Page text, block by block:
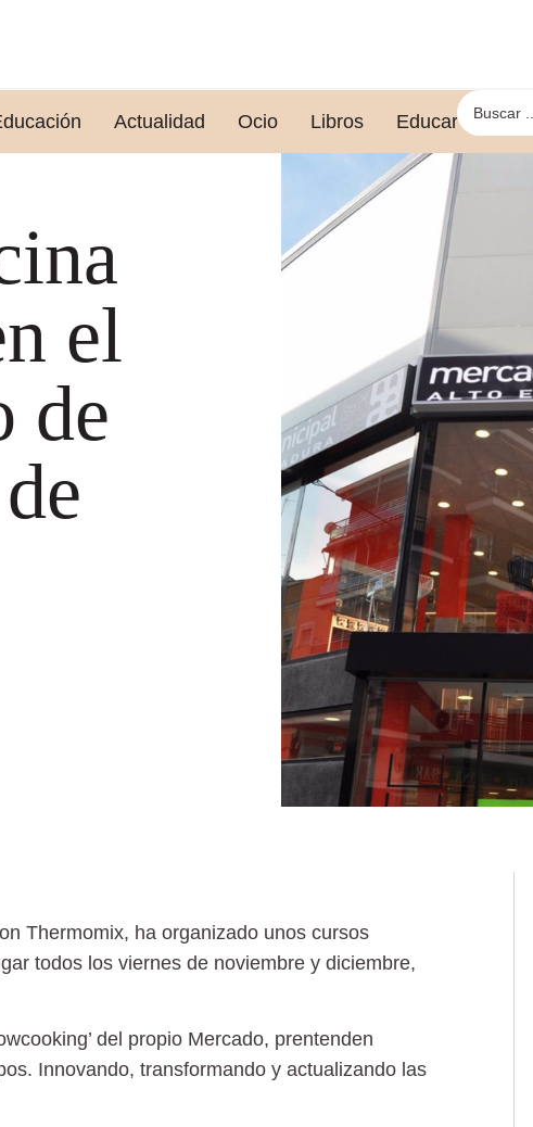
Actualidad Ocio Libros Educar leyendo
el
de
Thermomix, ha organizado unos cursos
todos los viernes de noviembre y diciembre,
del propio Mercado, prentenden
Innovando, transformando y actualizando las